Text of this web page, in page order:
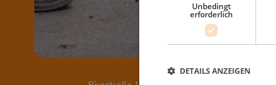
Unbedingt
erforderlich
DETAILS ANZEIGEN